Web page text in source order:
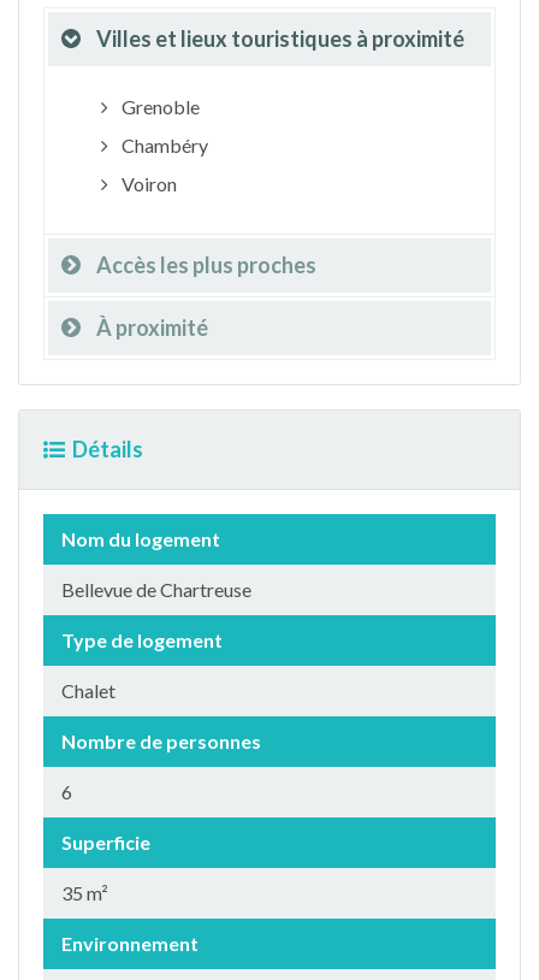
Villes et lieux touristiques à proximité
Grenoble
Chambéry
Voiron
Accès les plus proches
À proximité
Détails
Nom du logement
Bellevue de Chartreuse
Type de logement
Chalet
Nombre de personnes
6
Superficie
35 m²
Environnement